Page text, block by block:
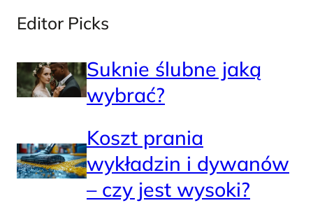
Editor Picks
Suknie ślubne jaką
wybrać?
Koszt prania
wykładzin i dywanów
– czy jest wysoki?